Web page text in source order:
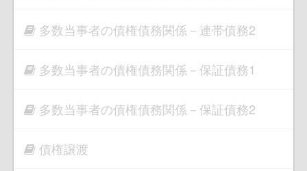
多数当事者の債権債務関係－連帯債務2
多数当事者の債権債務関係－保証債務1
多数当事者の債権債務関係－保証債務2
債権譲渡